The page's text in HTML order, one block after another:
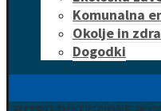
Komunalna
Okolje in
Dogodki